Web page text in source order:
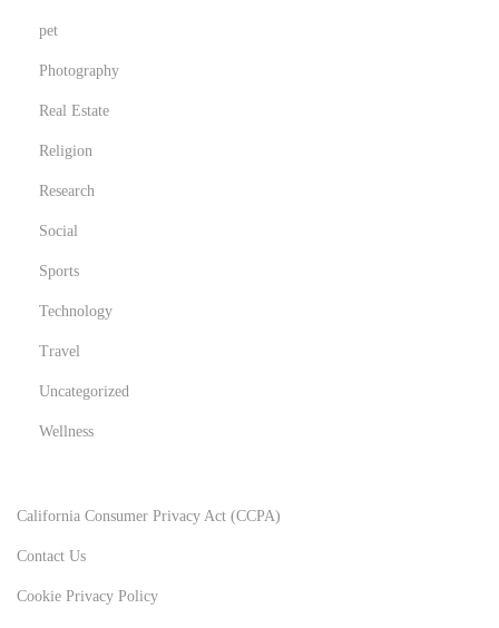
pet
Photography
Real Estate
Religion
Research
Social
Sports
Technology
Travel
Uncategorized
Wellness
California Consumer Privacy Act (CCPA)
Contact Us
Cookie Privacy Policy